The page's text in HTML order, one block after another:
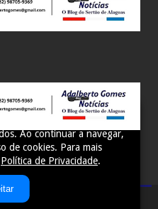
sua experiência e
Ao continuar a navegar,
de cookies. Para mais
Política de Privacidade.